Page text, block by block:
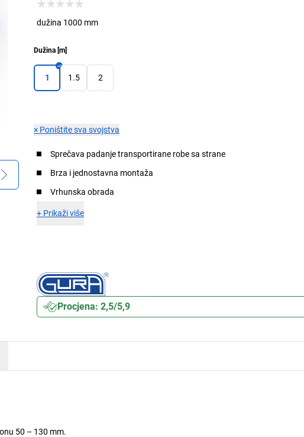
dužina 1000 mm
Dužina [m]
1 1.5 2
× Poništite sva svojstva
Sprečava padanje transportirane robe sa strane
Brza i jednostavna montaža
Vrhunska obrada
+ Prikaži više
Procjena: 2,5/5,9
50 – 130 mm.